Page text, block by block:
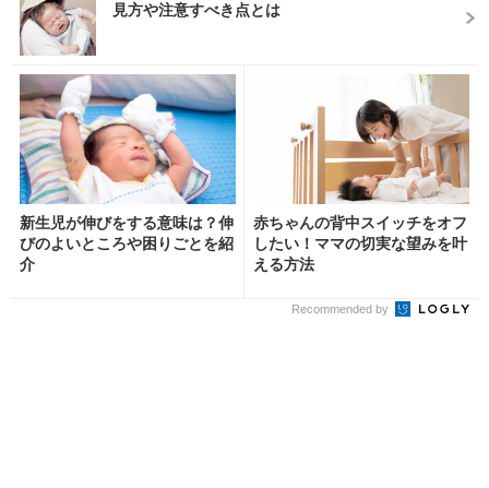
見方や注意すべき点とは
新生児が伸びをする意味は？伸
びのよいところや困りごとを紹
介
赤ちゃんの背中スイッチをオフ
したい！ママの切実な望みを叶
える方法
Recommended by